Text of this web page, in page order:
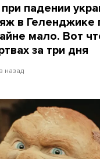
падении
в
мало. Вот
за три дня
назад